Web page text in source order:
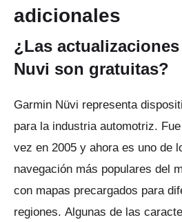
adicionales
¿Las
Nuvi son gratuitas?
Garmin Nüvi representa
para la industria automotriz.
vez en 2005 y ahora es uno de
navegación más populares del
con mapas precargados para
regiones. Algunas de las